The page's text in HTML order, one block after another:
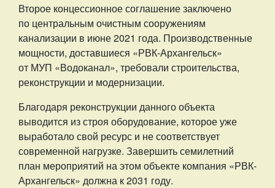
Второе концессионное соглашение заключено
по центральным очистным сооружениям
канализации в июне 2021 года. Производственные
мощности, доставшиеся «РВК-Архангельск»
от МУП «Водоканал», требовали строительства,
реконструкции и модернизации.
Благодаря реконструкции данного объекта
выводится из строя оборудование, которое уже
выработало свой ресурс и не соответствует
современной нагрузке. Завершить семилетний
план мероприятий на этом объекте компания «РВК-
Архангельск» должна к 2031 году.